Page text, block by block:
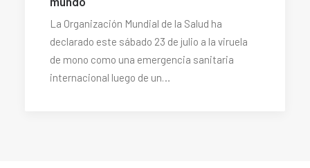
La Organización Mundial de la Salud ha
declarado este sábado 23 de julio a la viruela
de mono como una emergencia sanitaria
internacional luego de un…